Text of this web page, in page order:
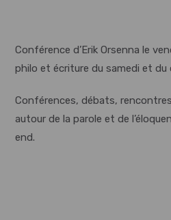
Conférence d’Erik Orsenna le
philo et écriture du samedi et du
Conférences, débats,
autour de la parole et de
end.